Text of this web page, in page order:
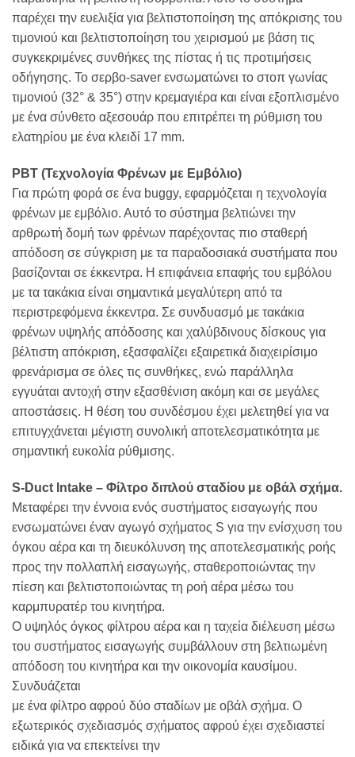
παρέχει την ευελιξία για βελτιστοποίηση της απόκρισης του
τιμονιού και βελτιστοποίηση του χειρισμού με βάση τις
συγκεκριμένες συνθήκες της πίστας ή τις προτιμήσεις
οδήγησης. Το σερβο-saver ενσωματώνει το στοπ γωνίας
τιμονιού (32° & 35°) στην κρεμαγιέρα και είναι εξοπλισμένο
με ένα σύνθετο αξεσουάρ που επιτρέπει τη ρύθμιση του
ελατηρίου με ένα κλειδί 17 mm.
PBT (Τεχνολογία Φρένων με Εμβόλιο)
Για πρώτη φορά σε ένα buggy, εφαρμόζεται η τεχνολογία
φρένων με εμβόλιο. Αυτό το σύστημα βελτιώνει την
αρθρωτή δομή των φρένων παρέχοντας πιο σταθερή
απόδοση σε σύγκριση με τα παραδοσιακά συστήματα που
βασίζονται σε έκκεντρα. Η επιφάνεια επαφής του εμβόλου
με τα τακάκια είναι σημαντικά μεγαλύτερη από τα
περιστρεφόμενα έκκεντρα. Σε συνδυασμό με τακάκια
φρένων υψηλής απόδοσης και χαλύβδινους δίσκους για
βέλτιστη απόκριση, εξασφαλίζει εξαιρετικά διαχειρίσιμο
φρενάρισμα σε όλες τις συνθήκες, ενώ παράλληλα
εγγυάται αντοχή στην εξασθένιση ακόμη και σε μεγάλες
αποστάσεις. Η θέση του συνδέσμου έχει μελετηθεί για να
επιτυγχάνεται μέγιστη συνολική αποτελεσματικότητα με
σημαντική ευκολία ρύθμισης.
S-Duct Intake – Φίλτρο διπλού σταδίου με οβάλ σχήμα.
Μεταφέρει την έννοια ενός συστήματος εισαγωγής που
ενσωματώνει έναν αγωγό σχήματος S για την ενίσχυση του
όγκου αέρα και τη διευκόλυνση της αποτελεσματικής ροής
προς την πολλαπλή εισαγωγής, σταθεροποιώντας την
πίεση και βελτιστοποιώντας τη ροή αέρα μέσω του
καρμπυρατέρ του κινητήρα.
Ο υψηλός όγκος φίλτρου αέρα και η ταχεία διέλευση μέσω
του συστήματος εισαγωγής συμβάλλουν στη βελτιωμένη
απόδοση του κινητήρα και την οικονομία καυσίμου.
Συνδυάζεται
με ένα φίλτρο αφρού δύο σταδίων με οβάλ σχήμα. Ο
εξωτερικός σχεδιασμός σχήματος αφρού έχει σχεδιαστεί
ειδικά για να επεκτείνει την